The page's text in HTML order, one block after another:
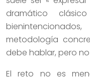
dramático
metodología
debe hablar, pero
El reto no es